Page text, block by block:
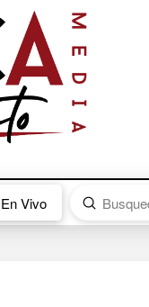
En Vivo
Search
Submit